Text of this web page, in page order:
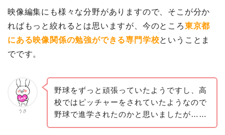
映像編集にも様々な分野がありますので、そこが分か
ればもっと絞れるとは思いますが、今のところ東京都
にある映像関係の勉強ができる専門学校ということま
でです。
うさ
野球をずっと頑張っていたようですし、高
校ではピッチャーをされていたようなので
野球で進学されたのかと思いましたが……